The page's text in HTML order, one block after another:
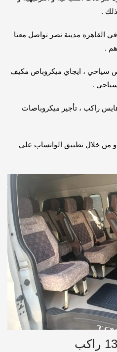
.
القاهره مدينة نصر تواصل معنا
.
سياحي ، ايجاي ميكروباص مكيف
.
هايس راكب ، تأجير ميكروباصات
من خلال تطبيق الواتساب علي
ايجار هاي اس باص 13 راكب